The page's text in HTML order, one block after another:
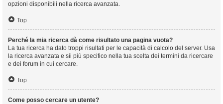
opzioni disponibili nella ricerca avanzata.
Top
Perché la mia ricerca dà come risultato una pagina vuota?
La tua ricerca ha dato troppi risultati per le capacità di calcolo del server. Usa
la ricerca avanzata e sii più specifico nella tua scelta dei termini da ricercare
e dei forum in cui cercare.
Top
Come posso cercare un utente?